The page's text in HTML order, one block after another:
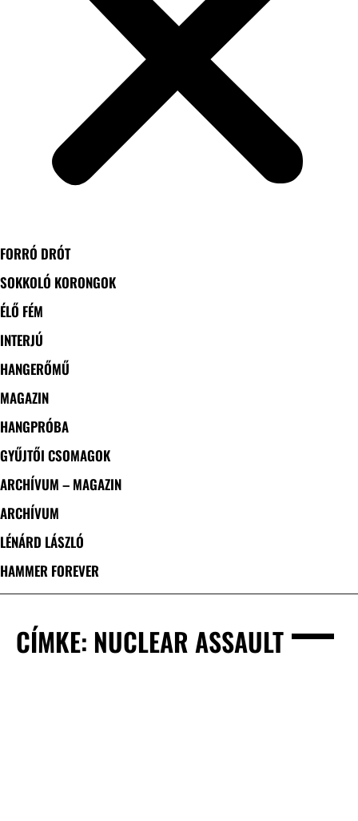
FORRÓ DRÓT
SOKKOLÓ KORONGOK
ÉLŐ FÉM
INTERJÚ
HANGERŐMŰ
MAGAZIN
HANGPRÓBA
GYŰJTŐI CSOMAGOK
ARCHÍVUM – MAGAZIN
ARCHÍVUM
LÉNÁRD LÁSZLÓ
HAMMER FOREVER
CÍMKE: NUCLEAR ASSAULT